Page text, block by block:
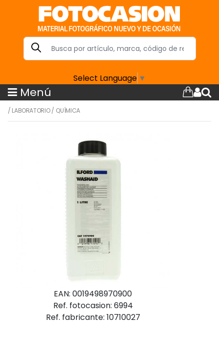
Select Language ▼
Menú
/ LABORATORIO/ QUÍMICA
EAN: 0019498970900
Ref. fotocasion: 6994
Ref. fabricante: 10710027